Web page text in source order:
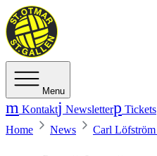
Menu
Kontakt Newsletter
Tickets
Home
News Carl